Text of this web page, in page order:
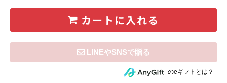
カートに入れる
住所を知らない相手にeギフトで贈るのeギフトとは？